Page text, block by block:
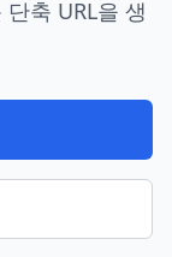
축 URL을 생